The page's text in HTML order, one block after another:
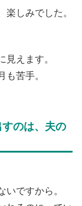
しみでした。
えます。
苦手。
のは、夫の
ですから。